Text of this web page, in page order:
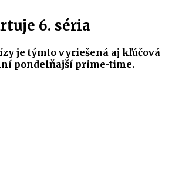
6. séria
je týmto vyriešená aj kľúčová
pondelňajší prime-time.